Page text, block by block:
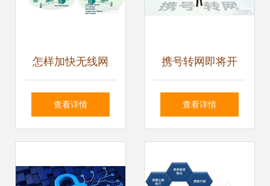
怎样加快无线网
速?
查看详情
携号转网即将开
启，三大运营商如
策略解析
查看详情